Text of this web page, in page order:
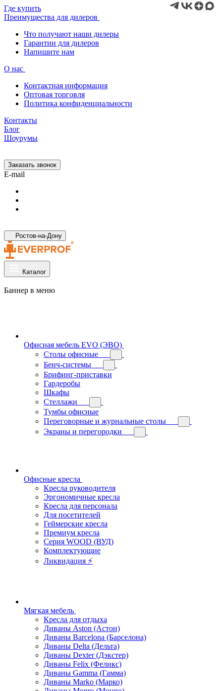
Где купить
Преимущества для дилеров
Что получают наши дилеры
Гарантии для дилеров
Напишите нам
О нас
Контактная информация
Оптовая торговля
Политика конфиденциальности
Контакты
Блог
Шоурумы
Заказать звонок
E-mail
Ростов-на-Дону
Каталог
Баннер в меню
Офисная мебель EVO (ЭВО)
Cтолы офисные
Бенч-системы
Брифинг-приставки
Гардеробы
Шкафы
Стеллажи
Тумбы офисные
Переговорные и журнальные столы
Экраны и перегородки
Офисные кресла
Кресла руководителя
Эргономичные кресла
Кресла для персонала
Для посетителей
Геймерские кресла
Премиум кресла
Серия WOOD (ВУД)
Комплектующие
Ликвидация ⚡
Мягкая мебель
Кресла для отдыха
Диваны Aston (Астон)
Диваны Barcelona (Барселона)
Диваны Delta (Дельта)
Диваны Dexter (Дэкстер)
Диваны Felix (Феликс)
Диваны Gamma (Гамма)
Диваны Marko (Марко)